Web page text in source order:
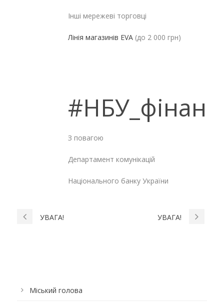
Інші мережеві торговці
Лінія магазинів EVA (до 2 000 грн)
З повагою
Департамент комунікацій
Національного банку України
УВАГА! УВАГА!
Міський голова